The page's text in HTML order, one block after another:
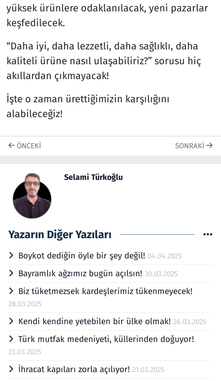
yüksek ürünlere odaklanılacak, yeni pazarlar
keşfedilecek.
“Daha iyi, daha lezzetli, daha sağlıklı, daha
kaliteli ürüne nasıl ulaşabiliriz?” sorusu hiç
akıllardan çıkmayacak!
İşte o zaman ürettiğimizin karşılığını
alabileceğiz!
ÖNCEKI SONRAKI
Selami Türkoğlu
Yazarın Diğer Yazıları
Boykot dediğin öyle bir şey değil! 04.04.2025
Bayramlık ağzımız bugün açılsın! 30.03.2025
Biz tüketmezsek kardeşlerimiz tükenmeyecek!
28.03.2025
Kendi kendine yetebilen bir ülke olmak! 26.03.2025
Türk mutfak medeniyeti, küllerinden doğuyor!
23.03.2025
İhracat kapıları zorla açılıyor! 21.03.2025